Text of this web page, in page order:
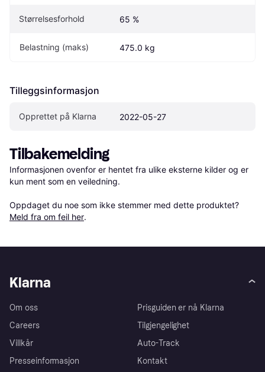
Størrelsesforhold 65 %
Belastning (maks) 475.0 kg
Tilleggsinformasjon
Opprettet på Klarna 2022-05-27
Tilbakemelding
Informasjonen ovenfor er hentet fra ulike eksterne kilder og er
kun ment som en veiledning.
Oppdaget du noe som ikke stemmer med dette produktet?
Meld fra om feil her.
Klarna
Om oss
Careers
Villkår
Presseinformasjon
Prisguiden er nå Klarna
Tilgjengelighet
Auto-Track
Kontakt